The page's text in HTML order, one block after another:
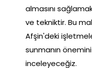
almasını
ve tekniktir. Bu
Afşin'deki
sunmanın
inceleyeceğiz.